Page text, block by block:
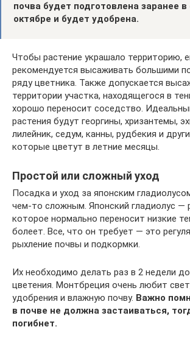
почва будет подготовлена заранее в
октябре и будет удобрена.
Чтобы растение украшало территорию,
рекомендуется высаживать большими
ряду цветника. Также допускается
территории участка, находящегося в
хорошо переносит соседство.
растения будут георгины, хризантемы,
лилейник, седум, канны, рудбекия и
которые цветут в летние месяцы.
Простой или сложный уход
Посадка и уход за японским
чем-то сложным. Японский гладиолус —
которое нормально переносит низкие
болеет. Все, что он требует — это
рыхление почвы и подкормки.
Их необходимо делать раз в 2 недели
цветения. Монтбреция очень любит
удобрения и влажную почву. Важно
в почве не должна застаиваться,
погибнет.